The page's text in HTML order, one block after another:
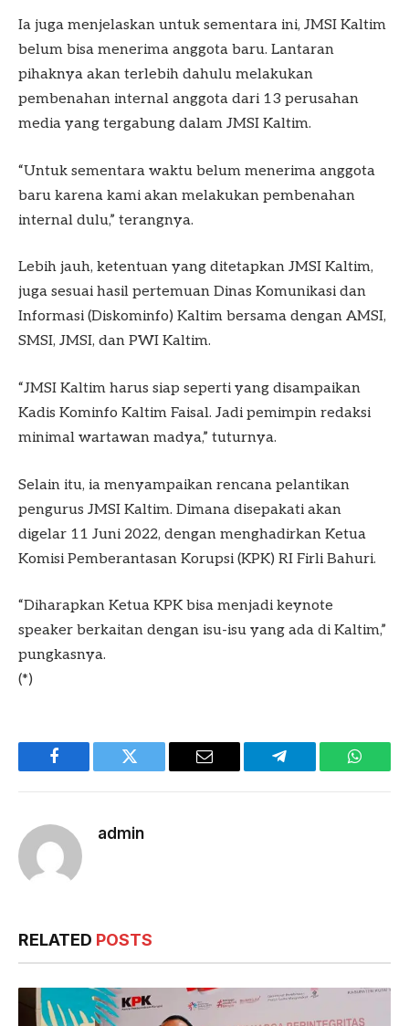
Ia juga menjelaskan untuk sementara ini, JMSI Kaltim
belum bisa menerima anggota baru. Lantaran
pihaknya akan terlebih dahulu melakukan
pembenahan internal anggota dari 13 perusahan
media yang tergabung dalam JMSI Kaltim.
“Untuk sementara waktu belum menerima anggota
baru karena kami akan melakukan pembenahan
internal dulu,” terangnya.
Lebih jauh, ketentuan yang ditetapkan JMSI Kaltim,
juga sesuai hasil pertemuan Dinas Komunikasi dan
Informasi (Diskominfo) Kaltim bersama dengan AMSI,
SMSI, JMSI, dan PWI Kaltim.
“JMSI Kaltim harus siap seperti yang disampaikan
Kadis Kominfo Kaltim Faisal. Jadi pemimpin redaksi
minimal wartawan madya,” tuturnya.
Selain itu, ia menyampaikan rencana pelantikan
pengurus JMSI Kaltim. Dimana disepakati akan
digelar 11 Juni 2022, dengan menghadirkan Ketua
Komisi Pemberantasan Korupsi (KPK) RI Firli Bahuri.
“Diharapkan Ketua KPK bisa menjadi keynote
speaker berkaitan dengan isu-isu yang ada di Kaltim,”
pungkasnya.
(*)
Facebook Twitter Email Telegram
admin
RELATED POSTS